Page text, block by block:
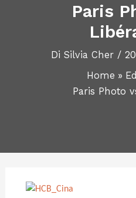
Paris
Di Silvia Cher /
Home
Paris Photo